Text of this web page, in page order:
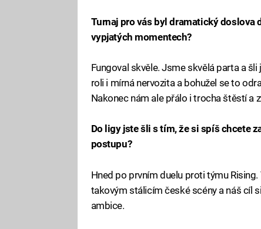
Turnaj pro vás byl dramatický doslova
vypjatých momentech?
Fungoval skvěle. Jsme skvělá parta a
roli i mírná nervozita a bohužel se to
Nakonec nám ale přálo i trocha štěstí a
Do ligy jste šli s tím, že si spíš chcete
postupu?
Hned po prvním duelu proti týmu
takovým stálicím české scény a náš cíl
ambice.